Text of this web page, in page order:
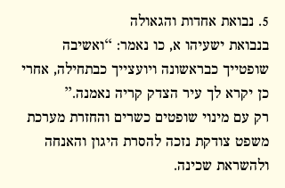
5. נבואת אחדות והגאולה
בנבואת ישעיהו א, כו נאמר: “ואשיבה
שופטייך כבראשונה ויועצייך כבתחילה, אחרי
כן יקרא לך עיר הצדק קריה נאמנה.”
רק עם מינוי שופטים כשרים והחזרת מערכת
משפט צודקת נזכה להסרת היגון והאנחה
ולהשראת שכינה.